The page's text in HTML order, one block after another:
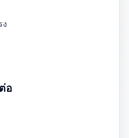
อ